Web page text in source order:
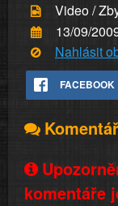
Video /
13/09/
Nahlásit
FACEBOOK
komentáře